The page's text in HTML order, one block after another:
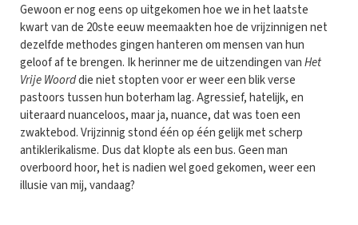
Gewoon er nog eens op uitgekomen hoe we in het laatste
kwart van de 20ste eeuw meemaakten hoe de vrijzinnigen net
dezelfde methodes gingen hanteren om mensen van hun
geloof af te brengen. Ik herinner me de uitzendingen vanHet
Vrije Woorddie niet stopten voor er weer een blik verse
pastoors tussen hun boterham lag. Agressief, hatelijk, en
uiteraard nuanceloos, maar ja, nuance, dat was toen een
zwaktebod. Vrijzinnig stond één op één gelijk met scherp
antiklerikalisme. Dus dat klopte als een bus. Geen man
overboord hoor, het is nadien wel goed gekomen, weer een
illusie van mij, vandaag?